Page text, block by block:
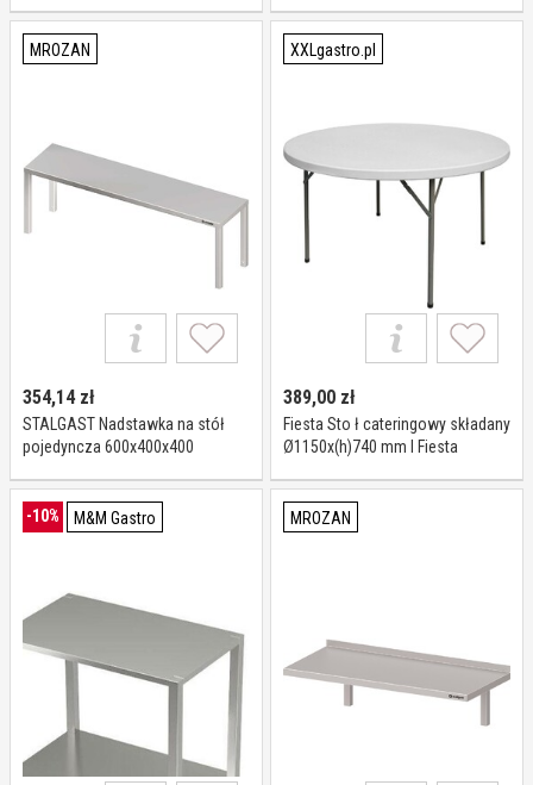
skre cany I Stalgast
MROZAN
354,14zł
STALGAST Nadstawka na stół
pojedyncza 600x400x400
XXLgastro.pl
389,00 zł
Fiesta Sto ł cateringowy składany
Ø1150x(h)740 mm I Fiesta
-10% M&M Gastro MROZAN